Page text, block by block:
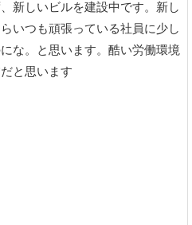
新しいビルを建設中です。新し
いつも頑張っている社員に少し
な。と思います。酷い労働環境
と思います